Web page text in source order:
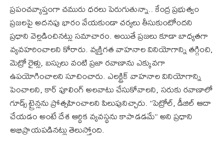
ప్రపంచవ్యాప్తంగా చమురు ధరలు పెరుగుతున్నా.. కేంద్ర ప్రభుత్వం
ప్రజలపై అదనపు భారం వేయకుండా చర్యలు తీసుకుంటోందని
ప్రధాని వెల్లడించినట్లు సమాచారం. అయితే ప్రజలు కూడా బాధ్యతగా
వ్యవహరించాలని కోరారు. వ్యక్తిగత వాహనాల వినియోగాన్ని తగ్గించి,
మెట్రో రైళ్లు, బస్సులు వంటి ప్రజా రవాణాను ఎక్కువగా
ఉపయోగించాలని సూచించారు. ఎలక్ట్రిక్ వాహనాల వినియోగాన్ని
పెంచాలని, కార్ పూలింగ్ అలవాటు చేసుకోవాలని, సరుకు రవాణాలో
గూడ్స్ ట్రైన్లను ప్రోత్సహించాలని పిలుపునిచ్చారు. “పెట్రోల్, డీజిల్ ఆదా
చేయడం అంటే దేశ ఆర్థిక వ్యవస్థను కాపాడడమే” అని ప్రధాని
అభిప్రాయపడినట్లు తెలుస్తోంది.